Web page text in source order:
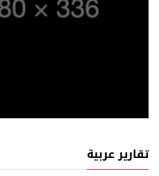
تقارير عربية